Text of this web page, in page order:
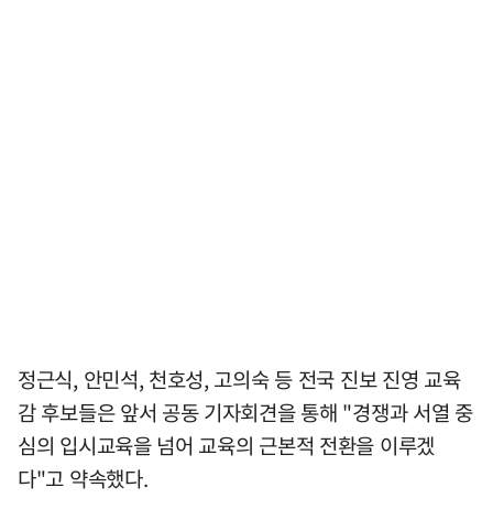
정근식, 안민석, 천호성, 고의숙 등 전국 진보 진영 교육
감 후보들은 앞서 공동 기자회견을 통해 "경쟁과 서열 중
심의 입시교육을 넘어 교육의 근본적 전환을 이루겠
다"고 약속했다.